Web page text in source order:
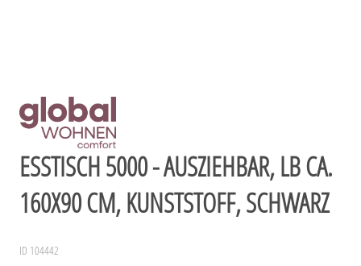
ESSTISCH 5000 - AUSZIEHBAR, LB CA.
160X90 CM, KUNSTSTOFF, SCHWARZ
ID 104442